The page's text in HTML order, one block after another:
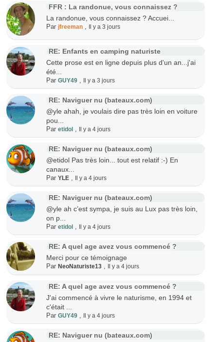
FFR : La randonue, vous connaissez ?
La randonue, vous connaissez ? Accuei...
Par jfreeman, Il y a 3 jours
RE: Enfants en camping naturiste
Cette prose est en ligne depuis plus d'un an...j'ai
été...
Par GUY49, Il y a 3 jours
RE: Naviguer nu (bateaux.com)
@yle ahah, je voulais dire pas très loin en voiture
pou...
Par etidol, Il y a 4 jours
RE: Naviguer nu (bateaux.com)
@etidol Pas très loin... tout est relatif :-) En
canaux...
Par YLE, Il y a 4 jours
RE: Naviguer nu (bateaux.com)
@yle ah c’est sympa, je suis au Lux pas très loin,
on p...
Par etidol, Il y a 4 jours
RE: A quel age avez vous commencé ?
Merci pour ce témoignage
Par NeoNaturiste13, Il y a 4 jours
RE: A quel age avez vous commencé ?
J'ai commencé à vivre le naturisme, en 1994 et
c'était ...
Par GUY49, Il y a 4 jours
RE: Naviguer nu (bateaux.com)